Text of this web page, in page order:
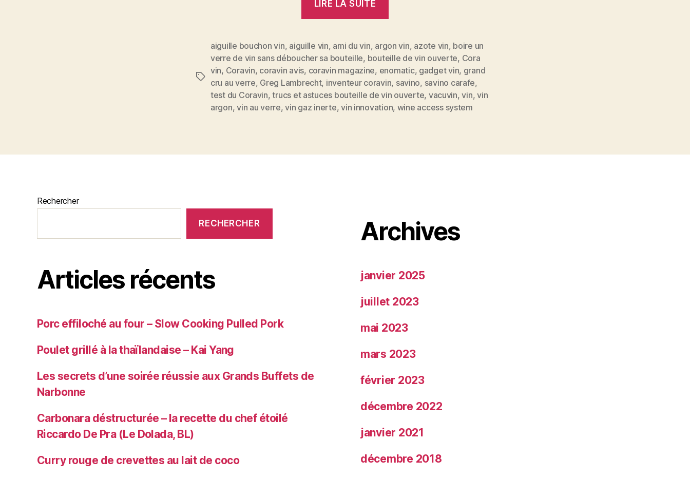
vin
sans
déboucher
sa
bouteille
LIRE LA SUITE
le
gadget
qui
permet
de
verre
déboucher
sa
Étiquettes
aiguille bouchon vin, aiguille vin, ami du vin, argon vin, azote vin, boire un
verre de vin sans déboucher sa bouteille, bouteille de vin ouverte, Cora
vin, Coravin, coravin avis, coravin magazine, enomatic, gadget vin, grand
cru au verre, Greg Lambrecht, inventeur coravin, savino, savino carafe,
test du Coravin,trucs et astuces bouteille de vin ouverte, vacuvin,vin,vin
argon,vin au verre,vin gaz inerte,vin innovation, wine access system
Rechercher
RECHERCHER
Articles récents
Porc effiloché au four – Slow Cooking Pulled Pork
Poulet grillé à la thaïlandaise – Kai Yang
Les secrets d’une soirée réussie aux Grands Buffets de
Narbonne
Carbonara déstructurée – la recette du chef étoilé
Riccardo De Pra (Le Dolada, BL)
Curry rouge de crevettes au lait de coco
Archives
janvier 2025
juillet 2023
mai 2023
mars 2023
février 2023
décembre 2022
janvier 2021
décembre 2018